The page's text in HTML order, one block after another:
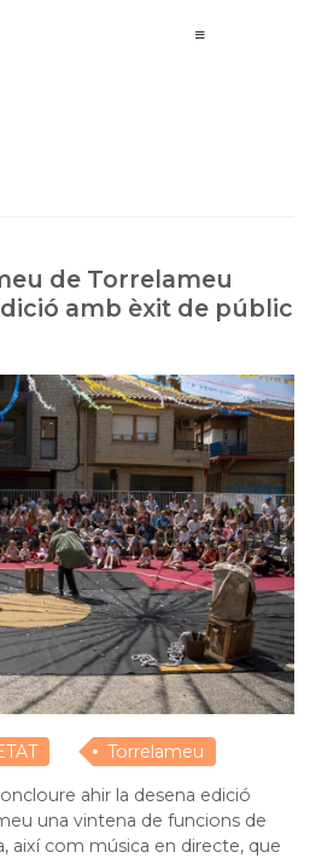
de Torrelameu
amb èxit de públic
Torrelameu
ahir la desena edició
una vintena de funcions de
així com música en directe, que